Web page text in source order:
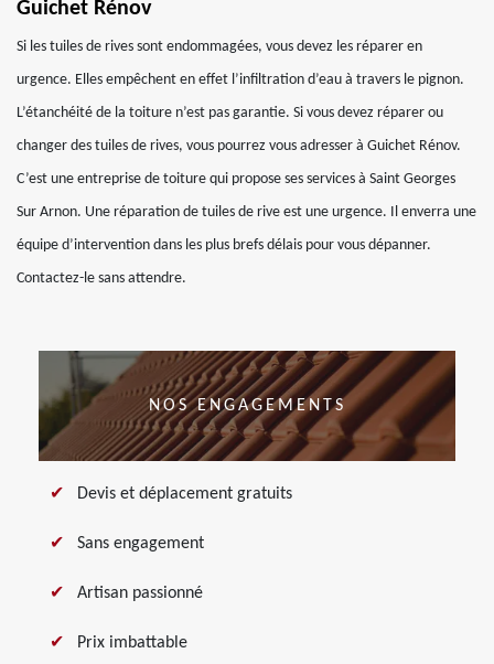
Guichet Rénov
Si les tuiles de rives sont endommagées, vous devez les réparer en
urgence. Elles empêchent en effet l’infiltration d’eau à travers le pignon.
L’étanchéité de la toiture n’est pas garantie. Si vous devez réparer ou
changer des tuiles de rives, vous pourrez vous adresser à Guichet Rénov.
C’est une entreprise de toiture qui propose ses services à Saint Georges
Sur Arnon. Une réparation de tuiles de rive est une urgence. Il enverra une
équipe d’intervention dans les plus brefs délais pour vous dépanner.
Contactez-le sans attendre.
NOS ENGAGEMENTS
Devis et déplacement gratuits
Sans engagement
Artisan passionné
Prix imbattable